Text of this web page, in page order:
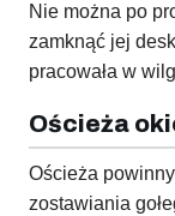
Nie można po
zamknąć jej
pracowała w
Ościeża
Ościeża
zostawiania